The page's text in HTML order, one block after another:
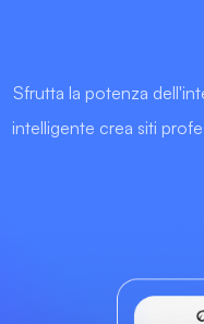
Sfrutta la potenza
intelligente crea siti